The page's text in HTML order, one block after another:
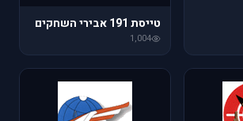
טייסת 191 אבירי השחקים
1,004